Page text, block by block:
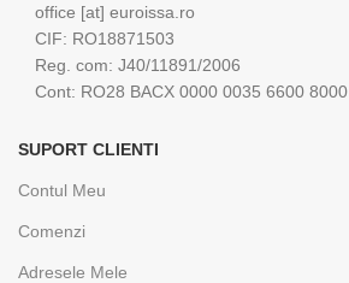
office [at] euroissa.ro
CIF: RO18871503
Reg. com: J40/11891/2006
Cont: RO28 BACX 0000 0035 6600 8000
SUPORT CLIENTI
Contul Meu
Comenzi
Adresele Mele